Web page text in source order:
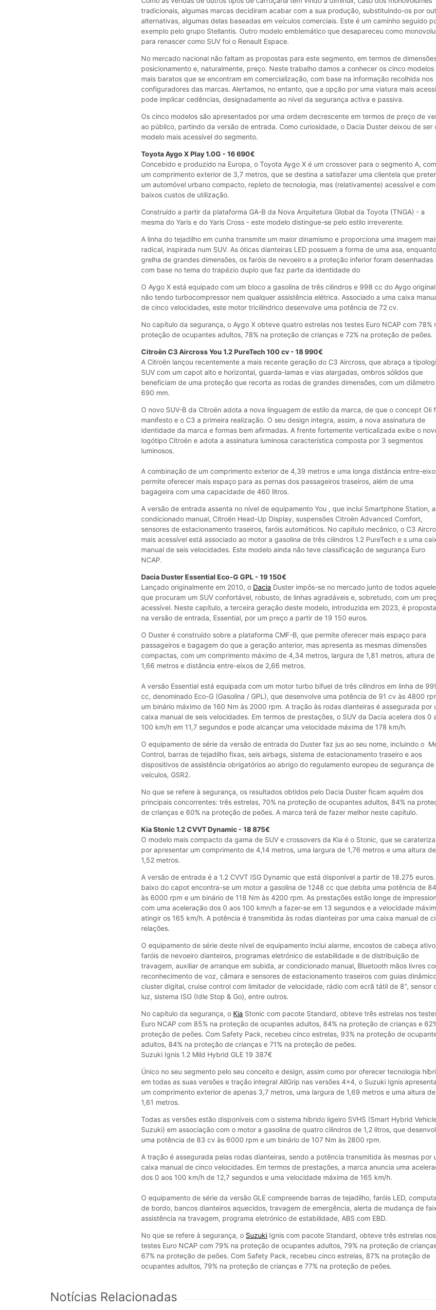
tradicionais, algumas marcas decidiram acabar com a sua produção, substituindo-os por
alternativas, algumas delas baseadas em veículos comerciais. Este é um caminho seguido
exemplo pelo grupo Stellantis. Outro modelo emblemático que desapareceu como
para renascer como SUV foi o Renault Espace.
No mercado nacional não faltam as propostas para este segmento, em termos de
posicionamento e, naturalmente, preço. Neste trabalho damos a conhecer os cinco modelos
mais baratos que se encontram em comercialização, com base na informação recolhida nos
configuradores das marcas. Alertamos, no entanto, que a opção por uma viatura mais
pode implicar cedências, designadamente ao nível da segurança activa e passiva.
Os cinco modelos são apresentados por uma ordem decrescente em termos de preço de
ao público, partindo da versão de entrada. Como curiosidade, o Dacia Duster deixou de ser
modelo mais acessível do segmento.
Toyota Aygo X Play 1.0G - 16 690€
Concebido e produzido na Europa, o Toyota Aygo X é um crossover para o segmento A, com
um comprimento exterior de 3,7 metros, que se destina a satisfazer uma clientela que
um automóvel urbano compacto, repleto de tecnologia, mas (relativamente) acessível e com
baixos custos de utilização.
Construído a partir da plataforma GA-B da Nova Arquitetura Global da Toyota (TNGA) - a
mesma do Yaris e do Yaris Cross - este modelo distingue-se pelo estilo irreverente.
A linha do tejadilho em cunha transmite um maior dinamismo e proporciona uma imagem
radical, inspirada num SUV. As óticas dianteiras LED possuem a forma de uma asa,
grelha de grandes dimensões, os faróis de nevoeiro e a proteção inferior foram desenhadas
com base no tema do trapézio duplo que faz parte da identidade do
O Aygo X está equipado com um bloco a gasolina de três cilindros e 998 cc do Aygo
não tendo turbocompressor nem qualquer assistência elétrica. Associado a uma caixa
de cinco velocidades, este motor tricilíndrico desenvolve uma potência de 72 cv.
No capítulo da segurança, o Aygo X obteve quatro estrelas nos testes Euro NCAP com 78%
proteção de ocupantes adultos, 78% na proteção de crianças e 72% na proteção de peões.
Citroën C3 Aircross You 1.2 PureTech 100 cv - 18 990€
A Citroën lançou recentemente a mais recente geração do C3 Aircross, que abraça a
SUV com um capot alto e horizontal, guarda-lamas e vias alargadas, ombros sólidos que
beneficiam de uma proteção que recorta as rodas de grandes dimensões, com um
690 mm.
O novo SUV-B da Citroën adota a nova linguagem de estilo da marca, de que o concept Oli
manifesto e o C3 a primeira realização. O seu design integra, assim, a nova assinatura de
identidade da marca e formas bem afirmadas. A frente fortemente verticalizada exibe o
logótipo Citroën e adota a assinatura luminosa característica composta por 3 segmentos
luminosos.
A combinação de um comprimento exterior de 4,39 metros e uma longa distância entre-
permite oferecer mais espaço para as pernas dos passageiros traseiros, além de uma
bagageira com uma capacidade de 460 litros.
A versão de entrada assenta no nível de equipamento You , que inclui Smartphone Station,
condicionado manual, Citroën Head-Up Display, suspensões Citroën Advanced Comfort,
sensores de estacionamento traseiros, faróis automáticos. No capítulo mecânico, o C3
mais acessível está associado ao motor a gasolina de três cilindros 1.2 PureTech e s uma
manual de seis velocidades. Este modelo ainda não teve classificação de segurança Euro
NCAP.
Dacia Duster Essential Eco-G GPL - 19 150€
Lançado originalmente em 2010, o Dacia Duster impôs-se no mercado junto de todos
que procuram um SUV confortável, robusto, de linhas agradáveis e, sobretudo, com um
acessível. Neste capítulo, a terceira geração deste modelo, introduzida em 2023, é
na versão de entrada, Essential, por um preço a partir de 19 150 euros.
O Duster é construído sobre a plataforma CMF-B, que permite oferecer mais espaço para
passageiros e bagagem do que a geração anterior, mas apresenta as mesmas dimensões
compactas, com um comprimento máximo de 4,34 metros, largura de 1,81 metros, altura de
1,66 metros e distância entre-eixos de 2,66 metros.
A versão Essential está equipada com um motor turbo bifuel de três cilindros em linha de
cc, denominado Eco-G (Gasolina / GPL), que desenvolve uma potência de 91 cv às 4800
um binário máximo de 160 Nm às 2000 rpm. A tração às rodas dianteiras é assegurada por
caixa manual de seis velocidades. Em termos de prestações, o SUV da Dacia acelera dos 0
100 km/h em 11,7 segundos e pode alcançar uma velocidade máxima de 178 km/h.
O equipamento de série da versão de entrada do Duster faz jus ao seu nome, incluindo o
Control, barras de tejadilho fixas, seis airbags, sistema de estacionamento traseiro e aos
dispositivos de assistência obrigatórios ao abrigo do regulamento europeu de segurança de
veículos, GSR2.
No que se refere à segurança, os resultados obtidos pelo Dacia Duster ficam aquém dos
principais concorrentes: três estrelas, 70% na proteção de ocupantes adultos, 84% na
de crianças e 60% na proteção de peões. A marca terá de fazer melhor neste capítulo.
Kia Stonic 1.2 CVVT Dynamic - 18 875€
O modelo mais compacto da gama de SUV e crossovers da Kia é o Stonic, que se carateriza
por apresentar um comprimento de 4,14 metros, uma largura de 1,76 metros e uma altura de
1,52 metros.
A versão de entrada é a 1.2 CVVT ISG Dynamic que está disponível a partir de 18.275
baixo do capot encontra-se um motor a gasolina de 1248 cc que debita uma potência de
às 6000 rpm e um binário de 118 Nm às 4200 rpm. As prestações estão longe de
com uma aceleração dos 0 aos 100 kmn/h a fazer-se em 13 segundos e a velocidade
atingir os 165 km/h. A potência é transmitida às rodas dianteiras por uma caixa manual de
relações.
O equipamento de série deste nível de equipamento inclui alarme, encostos de cabeça
faróis de nevoeiro dianteiros, programas eletrónico de estabilidade e de distribuição de
travagem, auxiliar de arranque em subida, ar condicionado manual, Bluetooth mãos livres
reconhecimento de voz, câmara e sensores de estacionamento traseiros com guias
cluster digital, cruise control com limitador de velocidade, rádio com ecrã tátil de 8", sensor
luz, sistema ISG (Idle Stop & Go), entre outros.
No capítulo da segurança, o Kia Stonic com pacote Standard, obteve três estrelas nos
Euro NCAP com 85% na proteção de ocupantes adultos, 84% na proteção de crianças e
proteção de peões. Com Safety Pack, recebeu cinco estrelas, 93% na proteção de
adultos, 84% na proteção de crianças e 71% na proteção de peões.
Suzuki Ignis 1.2 Mild Hybrid GLE 19 387€
Único no seu segmento pelo seu conceito e design, assim como por oferecer tecnologia
em todas as suas versões e tração integral AllGrip nas versões 4×4, o Suzuki Ignis apresenta
um comprimento exterior de apenas 3,7 metros, uma largura de 1,69 metros e uma altura de
1,61 metros.
Todas as versões estão disponíveis com o sistema híbrido ligeiro SVHS (Smart Hybrid
Suzuki) em associação com o motor a gasolina de quatro cilindros de 1,2 litros, que
uma potência de 83 cv às 6000 rpm e um binário de 107 Nm às 2800 rpm.
A tração é assegurada pelas rodas dianteiras, sendo a potência transmitida às mesmas por
caixa manual de cinco velocidades. Em termos de prestações, a marca anuncia uma
dos 0 aos 100 km/h de 12,7 segundos e uma velocidade máxima de 165 km/h.
O equipamento de série da versão GLE compreende barras de tejadilho, faróis LED,
de bordo, bancos dianteiros aquecidos, travagem de emergência, alerta de mudança de
assistência na travagem, programa eletrónico de estabilidade, ABS com EBD.
No que se refere à segurança, o Suzuki Ignis com pacote Standard, obteve três estrelas nos
testes Euro NCAP com 79% na proteção de ocupantes adultos, 79% na proteção de
67% na proteção de peões. Com Safety Pack, recebeu cinco estrelas, 87% na proteção de
ocupantes adultos, 79% na proteção de crianças e 77% na proteção de peões.
Notícias Relacionadas